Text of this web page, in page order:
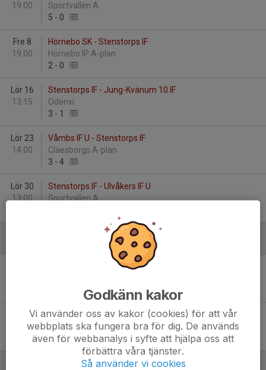
19:00
Sportvallen A
5 - 0
Fre 8
19:00
Hörnebo SK - Stenstorps IF
Hörnebo IP A-plan
2 - 0
Lör 16
13:15
Stenstorps IF - Jung-Kvänum 10 IF
Odenvi
3 - 1
Lör 23
14:00
Våmbs IF U - Stenstorps IF
Claesborgs A-plan
3 - 4
Lör 30
13:00
Stenstorps IF - Ulvåkers IF U
Sportvallen A
Stenstorps IF - Skoftebyns IF
Mån 15
19:15
Mariestads BoIS FF U - Stenstorps IF
Lekevi IP A-plan
3 -2
Godkänn kakor
Vi använder oss av kakor (cookies) för att vår
webbplats ska fungera bra för dig. De används
även för webbanalys i syfte att hjälpa oss att
förbättra våra tjänster.
Så använder vi cookies